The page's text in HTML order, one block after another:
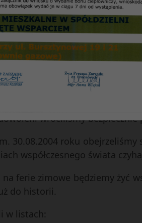
Shrek II), dwukrotnie
na odkryty basen przy Al.
Była to niewątpliwie
sportowe, grilowanie i
i Krasnobrodu.
wróciliśmy bezpiecznie
30.08.2004 roku
współczesnego świata
ferie zimowe będziemy żyć
do historii.
w listach: